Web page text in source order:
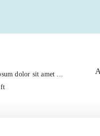
dolor sit amet ...